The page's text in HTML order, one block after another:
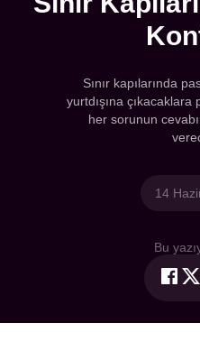
Sınır kapılarında
yurtdışına
her sorunun
14
Bu